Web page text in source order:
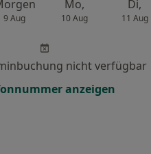
9 Aug
Mo,
10 Aug
Di,
11 Aug
nicht verfügbar
anzeigen